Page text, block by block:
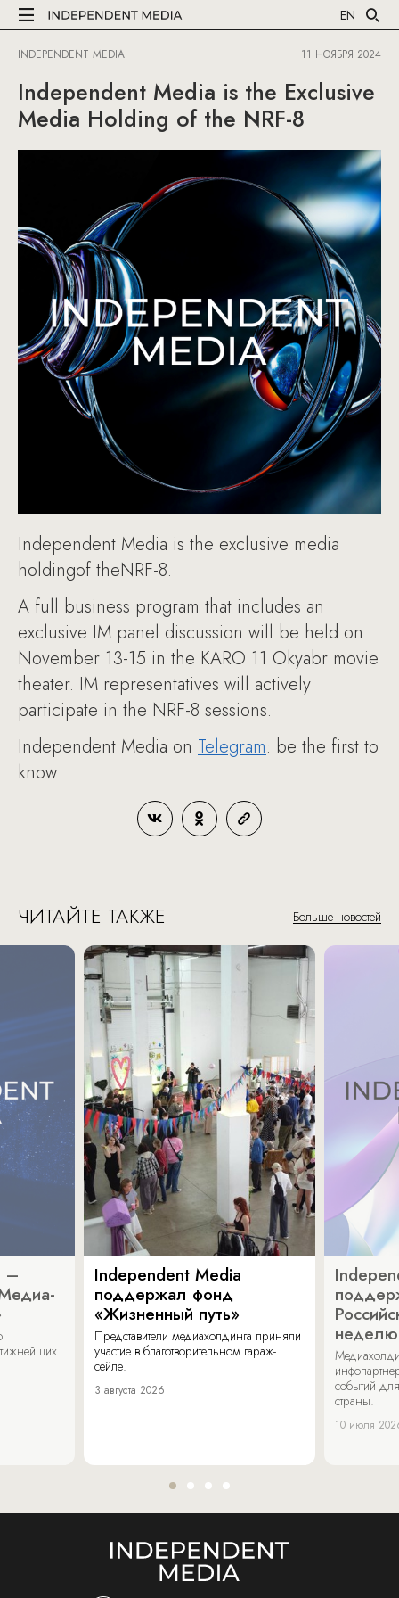
EN
INDEPENDENT MEDIA 11 НОЯБРЯ 2024
Independent Media is the Exclusive
Media Holding of the NRF-8
Independent Media is the exclusive media
holdingof theNRF-8.
A full business program that includes an
exclusive IM panel discussion will be held on
November 13-15 in the KARO 11 Okyabr movie
theater. IM representatives will actively
participate in the NRF-8 sessions.
Independent Media on Telegram: be the first to
know
ЧИТАЙТЕ ТАКЖЕ Больше новостей
–
Independent Media
поддержал фонд
«Жизненный путь»
Представители медиахолдинга приняли
участие в благотворительном гараж-
сейле.
3 августа 2026
неделю
событий
страны.
10 июля